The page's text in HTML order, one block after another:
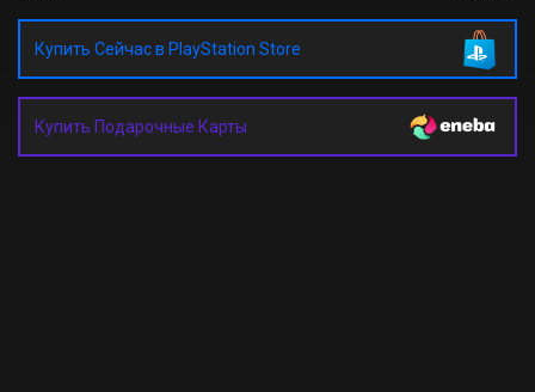
Купить Сейчас в PlayStation Store
Купить Подарочные Карты